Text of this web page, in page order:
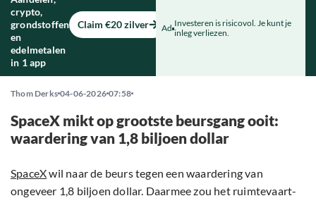
crypto,
grondstoffen
en
edelmetalen
in 1 app
Claim €20 zilver Ad Investeren is risicovol. Je kunt je
inleg verliezen.
Thom Derks 04-06-2026 07:58
SpaceX mikt op grootste beursgang ooit:
waardering van 1,8 biljoen dollar
SpaceXwil naar de beurs tegen een waardering van
ongeveer 1,8 biljoen dollar. Daarmee zou het ruimtevaart-